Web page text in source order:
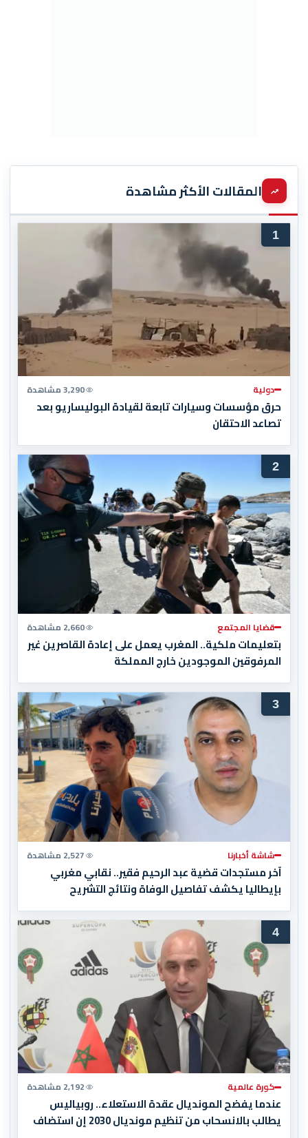
المقالات الأكثر مشاهدة
1
دولية 3,290 مشاهدة
حرق مؤسسات وسيارات تابعة لقيادة البوليساريو بعد
تصاعد الاحتقان
2
قضايا المجتمع 2,660 مشاهدة
بتعليمات ملكية.. المغرب يعمل على إعادة القاصرين غير
المرفوقين الموجودين خارج المملكة
3
شاشة أخبارنا 2,527 مشاهدة
آخر مستجدات قضية عبد الرحيم فقير.. نقابي مغربي
بإيطاليا يكشف تفاصيل الوفاة ونتائج التشريح
4
كورة عالمية 2,192 مشاهدة
عندما يفضح المونديال عقدة الاستعلاء.. روبياليس
يطالب بالانسحاب من تنظيم مونديال 2030 إن استضاف